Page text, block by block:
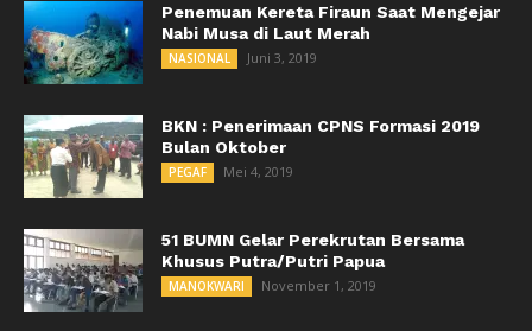
Penemuan Kereta Firaun Saat Mengejar
Nabi Musa di Laut Merah
NASIONAL Juni 3, 2019
BKN : Penerimaan CPNS Formasi 2019
Bulan Oktober
PEGAF Mei 4, 2019
51 BUMN Gelar Perekrutan Bersama
Khusus Putra/Putri Papua
MANOKWARI November 1, 2019